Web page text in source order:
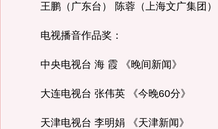
王鹏（广东台） 陈蓉（上海文广集团）
电视播音作品奖：
中央电视台 海 霞 《晚间新闻》
大连电视台 张伟英 《今晚60分》
天津电视台 李明娟 《天津新闻》